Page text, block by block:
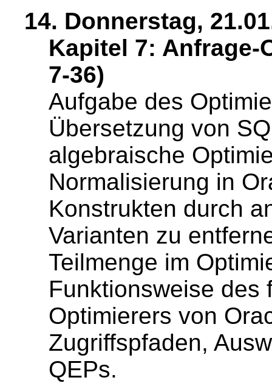
14. Donnerstag,
Kapitel 7: Anfrage-
7-36)
Aufgabe des
Übersetzung von
algebraische
Normalisierung in
Konstrukten durch
Varianten zu
Teilmenge im
Funktionsweise des
Optimierers von
Zugriffspfaden,
QEPs.